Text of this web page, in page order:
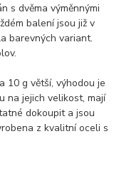
s dvěma výměnnými
balení jsou již v
barevných variant.
10 g větší, výhodou je
na jejich velikost, mají
dokoupit a jsou
z kvalitní oceli s